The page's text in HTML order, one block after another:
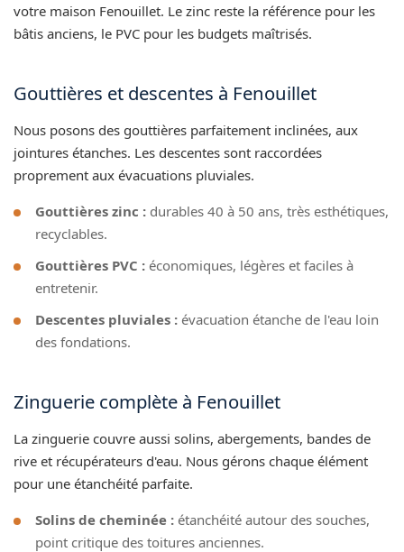
votre maison Fenouillet. Le zinc reste la référence pour les
bâtis anciens, le PVC pour les budgets maîtrisés.
Gouttières et descentes à Fenouillet
Nous posons des gouttières parfaitement inclinées, aux
jointures étanches. Les descentes sont raccordées
proprement aux évacuations pluviales.
Gouttières zinc : durables 40 à 50 ans, très esthétiques,
recyclables.
Gouttières PVC : économiques, légères et faciles à
entretenir.
Descentes pluviales : évacuation étanche de l'eau loin
des fondations.
Zinguerie complète à Fenouillet
La zinguerie couvre aussi solins, abergements, bandes de
rive et récupérateurs d'eau. Nous gérons chaque élément
pour une étanchéité parfaite.
Solins de cheminée : étanchéité autour des souches,
point critique des toitures anciennes.